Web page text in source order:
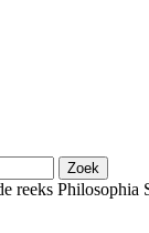
reeks Philosophia